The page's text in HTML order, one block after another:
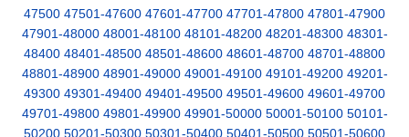
47500 47501-47600 47601-47700 47701-47800 47801-47900
47901-48000 48001-48100 48101-48200 48201-48300 48301-
48400 48401-48500 48501-48600 48601-48700 48701-48800
48801-48900 48901-49000 49001-49100 49101-49200 49201-
49300 49301-49400 49401-49500 49501-49600 49601-49700
49701-49800 49801-49900 49901-50000 50001-50100 50101-
50200 50201-50300 50301-50400 50401-50500 50501-50600